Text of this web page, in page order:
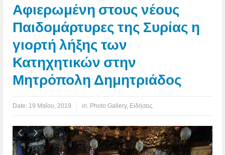
Αφιερωμένη στους νέους
Παιδομάρτυρες της Συρίας η
γιορτή λήξης των
Κατηχητικών στην
Μητρόπολη Δημητριάδος
Date: 19 Μαΐου, 2019 in: Photo Gallery, Ειδήσεις